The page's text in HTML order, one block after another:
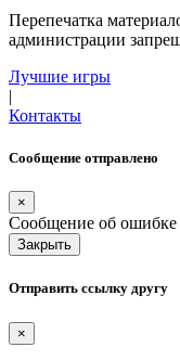
Перепечатка
администрации
Лучшие игры
|
Контакты
Сообщение отправлено
×
Сообщение об ошибке
Закрыть
Отправить ссылку другу
×